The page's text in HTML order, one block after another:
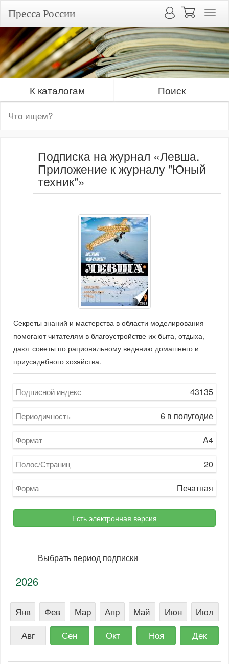
Пресса России
К каталогам Поиск
Подписка на журнал «Левша.
Приложение к журналу "Юный
техник"»
Секреты знаний и мастерства в области моделирования
помогают читателям в благоустройстве их быта, отдыха,
дают советы по рациональному ведению домашнего и
приусадебного хозяйства.
Подписной индекс 43135
Периодичность 6 в полугодие
Формат A4
Полос/Страниц 20
Форма Печатная
Есть электронная версия
Выбрать период подписки
2026
Янв Фев Мар Апр Май Июн
Июл
Авг
Сен Окт Ноя Дек